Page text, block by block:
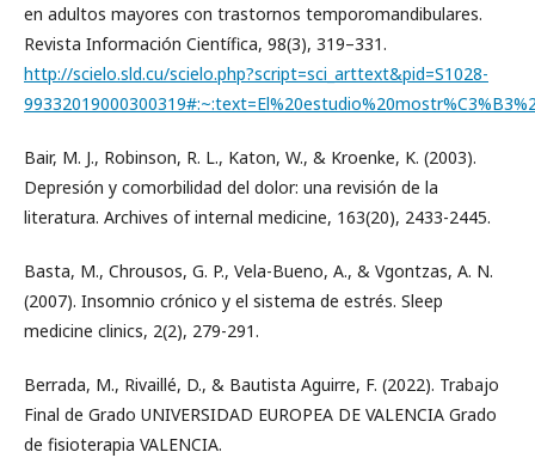
en adultos mayores con trastornos temporomandibulares.
Revista Información Científica, 98(3), 319–331.
http://scielo.sld.cu/scielo.php?script=sci_arttext&pid=S1028-
Bair, M. J., Robinson, R. L., Katon, W., & Kroenke, K. (2003).
Depresión y comorbilidad del dolor: una revisión de la
literatura. Archives of internal medicine, 163(20), 2433-2445.
Basta, M., Chrousos, G. P., Vela-Bueno, A., & Vgontzas, A. N.
(2007). Insomnio crónico y el sistema de estrés. Sleep
medicine clinics, 2(2), 279-291.
Berrada, M., Rivaillé, D., & Bautista Aguirre, F. (2022). Trabajo
Final de Grado UNIVERSIDAD EUROPEA DE VALENCIA Grado
de fisioterapia VALENCIA.